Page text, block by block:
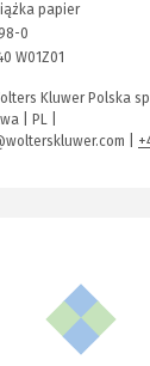
papier
0
W01Z01
Kluwer Polska
| PL |